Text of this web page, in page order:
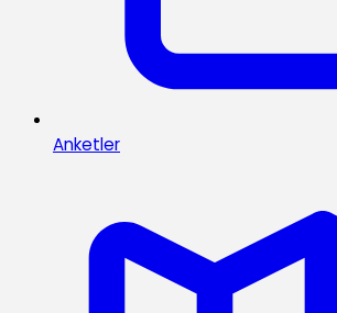
Anketler